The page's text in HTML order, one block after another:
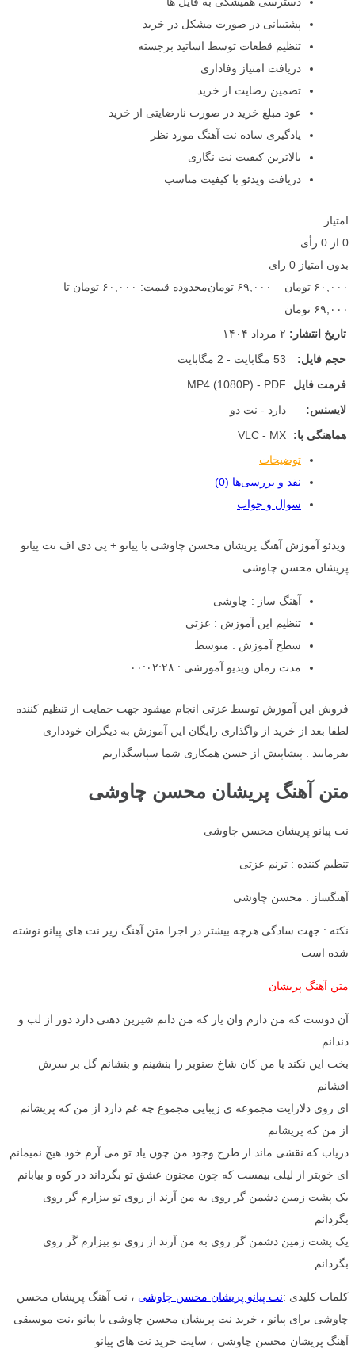
پشتیبانی در صورت مشکل در خرید
تنظیم قطعات توسط اساتید برجسته
دریافت امتیاز وفاداری
تضمین رضایت از خرید
عود مبلغ خرید در صورت نارضایتی از خرید
یادگیری ساده نت آهنگ مورد نظر
بالاترین کیفیت نت نگاری
دریافت ویدئو با کیفیت مناسب
امتیاز
0 از 0 رأی
بدون امتیاز 0 رای
۶۰,۰۰۰ تومان – ۶۹,۰۰۰ تومان
محدوده قیمت: ۶۰,۰۰۰ تومان تا
۶۹,۰۰۰ تومان
تاریخ انتشار: ۲ مرداد ۱۴۰۴
حجم فایل:
53 مگابایت - 2 مگابایت
فرمت فایل
MP4 (1080P) - PDF
لایسنس:
دارد - نت دو
هماهنگی با:
VLC - MX
توضیحات
نقد و بررسی‌ها (0)
سوال و جواب
ویدئو آموزش آهنگ پریشان محسن چاوشی با پیانو + پی دی اف نت پیانو
پریشان محسن چاوشی
آهنگ ساز : چاوشی
تنظیم این آموزش : عزتی
سطح آموزش : متوسط
مدت زمان ویدیو آموزشی : ۰۰:۰۲:۲۸
فروش این آموزش توسط عزتی انجام میشود جهت حمایت از تنظیم کننده
لطفا بعد از خرید از واگذاری رایگان این آموزش به دیگران خودداری
بفرمایید . پیشاپیش از حسن همکاری شما سپاسگذاریم
متن آهنگ پریشان محسن چاوشی
نت پیانو پریشان محسن چاوشی
تنظیم کننده : ترنم عزتی
آهنگساز : محسن چاوشی
نکته : جهت سادگی هرچه بیشتر در اجرا متن آهنگ زیر نت های پیانو نوشته
شده است
متن آهنگ پریشان
آن دوست که من دارم وان یار که من دانم شیرین دهنی دارد دور از لب و
دندانم
بخت این نکند با من کان شاخ صنوبر را بنشینم و بنشانم گل بر سرش
افشانم
ای روی دلارایت مجموعه ی زیبایی مجموع چه غم دارد از من که پریشانم
از من که پریشانم
دریاب که نقشی ماند از طرح وجود من چون یاد تو می آرم خود هیچ نمیمانم
ای خوبتر از لیلی بیمست که چون مجنون عشق تو بگرداند در کوه و بیابانم
یک پشت زمین دشمن گر روی به من آرند از روی تو بیزارم گر روی
بگردانم
یک پشت زمین دشمن گر روی به من آرند از روی تو بیزارم گَر روی
بگردانم
کلمات کلیدی :نت پیانو پریشان محسن چاوشی ، نت آهنگ پریشان محسن
چاوشی برای پیانو ، خرید نت پریشان محسن چاوشی با پیانو ،نت موسیقی
آهنگ پریشان محسن چاوشی ، سایت خرید نت های پیانو